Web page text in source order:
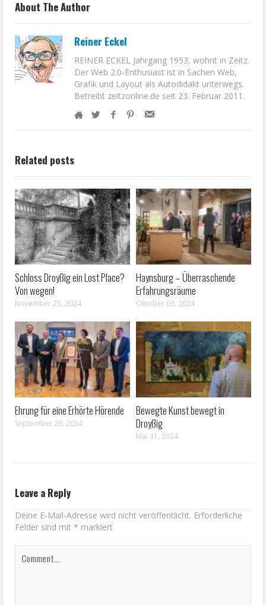
About The Author
Reiner Eckel
REINER ECKEL Jahrgang 1953, wohnt in Zeitz.
Der Web 2.0-Enthusiast ist in Sachen Web,
Grafik und Layout als Autodidakt unterwegs.
Betreibt zeitzonline.de seit 23. Februar 2011.
Related posts
Schloss Droyßig ein Lost Place?
Von wegen!
November 25, 2024
Haynsburg – Überraschende
Erfahrungsräume
Oktober 03, 2024
Ehrung für eine Erhörte Hörende
September 20, 2024
Bewegte Kunst bewegt in
Droyßig
Mai 31, 2024
Leave a Reply
Deine E-Mail-Adresse wird nicht veröffentlicht. Erforderliche
Felder sind mit* markiert